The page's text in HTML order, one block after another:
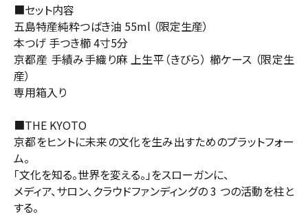
■セット内容
五島特産純粋つばき油 55ml （限定生産）
本つげ 手つき櫛 4寸5分
京都産 手績み手織り麻 上生平（きびら） 櫛ケース （限定生
産）
専用箱入り
■THE KYOTO
京都をヒントに未来の文化を生み出すためのプラットフォー
ム。
「文化を知る。世界を変える。」をスローガンに、
メディア、サロン、クラウドファンディングの 3 つの活動を柱と
する。